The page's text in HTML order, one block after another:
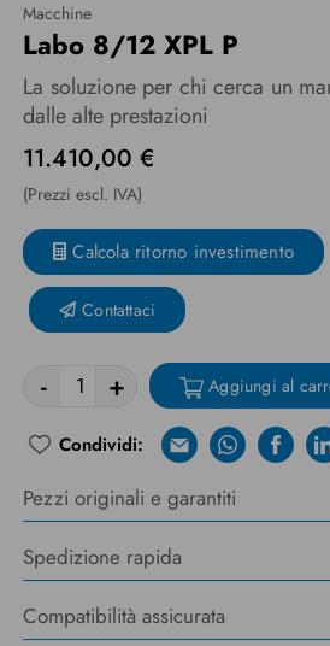
Macchine
Labo 8/12 XPL P
La soluzione per chi cerca un
dalle alte prestazioni
11.410,00 €
(Prezzi escl. IVA)
Calcola ritorno investimento
Contattaci
- + Aggiungi al
Condividi: E-mailWhatsapp
Pezzi originali e garantiti
Spedizione rapida
Compatibilità assicurata